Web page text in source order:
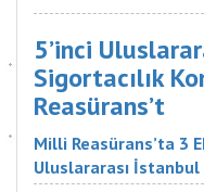
tamamlayan
şirketlerinin &uu...
5’inci
Sigortacılık
Reasürans’t
Milli Reasürans’ta 3
Uluslararası İstanbul